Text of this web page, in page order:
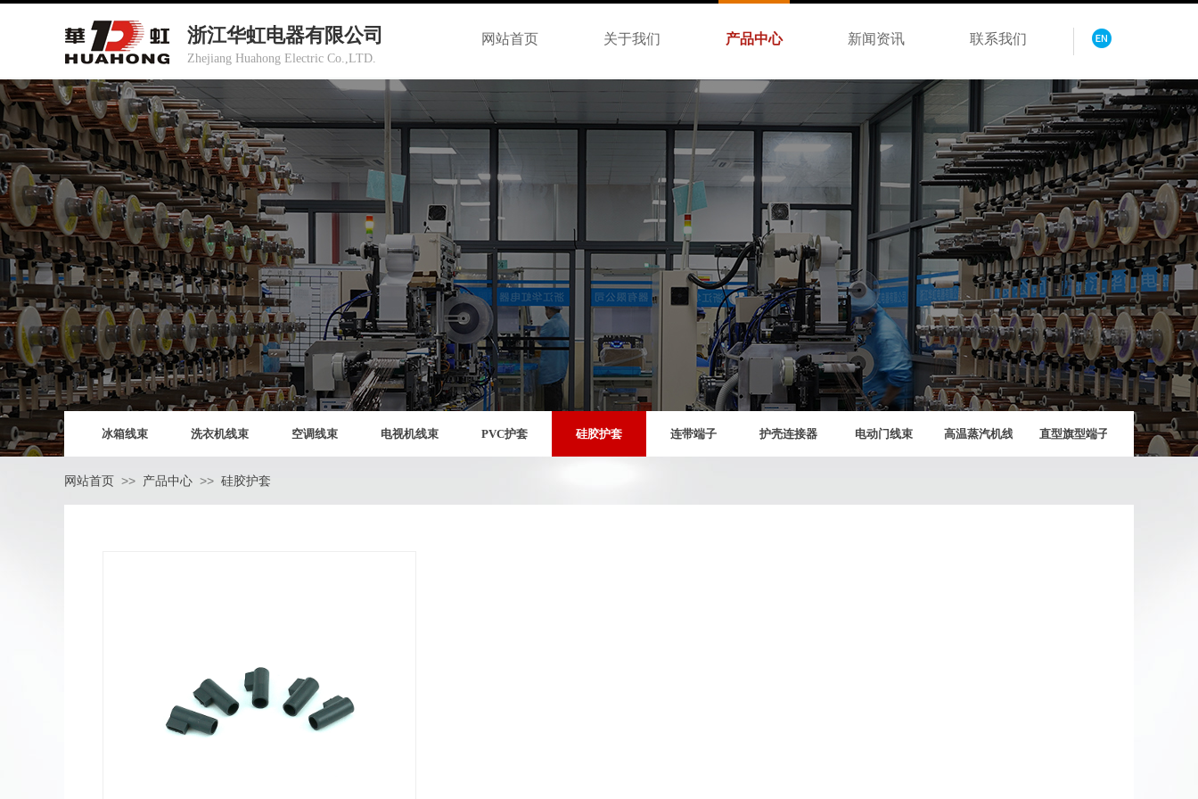
优质产品、合理价格、优良服务、取信用户
冰箱线束 洗衣机线束 空调线束 电视机线束 PVC护套 硅胶护套 连带端子 护壳连接器 电动门线束 高温蒸汽机线束 直型旗型端子插片
网站首页 >> 产品中心 >> 硅胶护套
网站首页 关于我们 产品中心 新闻资讯 联系我们
浙江华虹电器有限公司
Zhejiang Huahong Electric Co.,LTD.